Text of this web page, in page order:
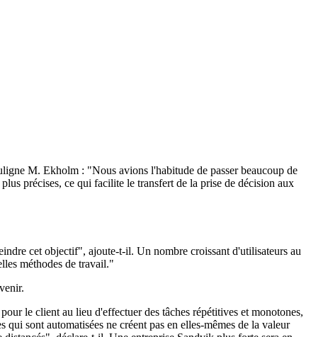
M. Ekholm : "Nous avions l'habitude de passer beaucoup de
précises, ce qui facilite le transfert de la prise de décision aux
cet objectif", ajoute-t-il. Un nombre croissant d'utilisateurs au
méthodes de travail."
le client au lieu d'effectuer des tâches répétitives et monotones,
sont automatisées ne créent pas en elles-mêmes de la valeur